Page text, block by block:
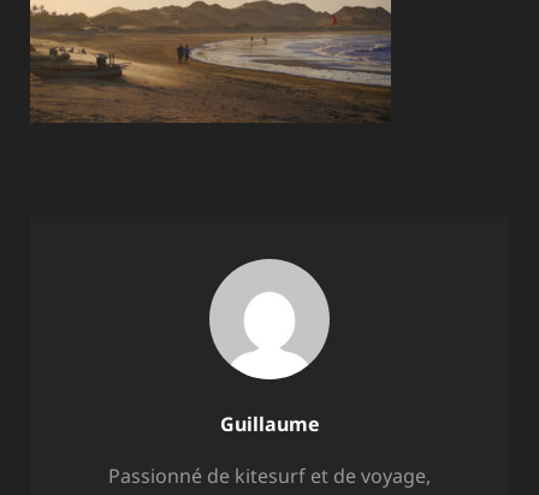
Author:
Guillaume
Passionné de kitesurf et de voyage,